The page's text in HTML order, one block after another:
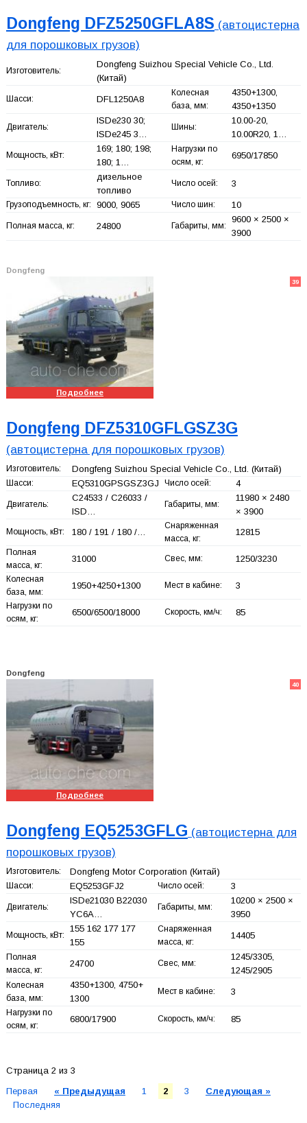
Dongfeng DFZ5250GFLA8S (автоцистерна
для порошковых грузов)
Изготовитель:
Dongfeng Suizhou Special Vehicle Co., Ltd.
(Китай)
Шасси: DFL1250A8
Колесная
база, мм:
4350+1300,
4350+1350
Двигатель:
ISDe230 30;
ISDe245 3…
Шины:
10.00-20,
10.00R20, 1…
Мощность, кВт:
169; 180; 198;
180; 1…
Нагрузки по
осям, кг:
6950/17850
Топливо:
дизельное
топливо
Число осей: 3
Грузоподъемность, кг: 9000, 9065 Число шин: 10
Полная масса, кг: 24800 Габариты, мм:
9600 × 2500 ×
3900
Dongfeng
39
Подробнее
Dongfeng DFZ5310GFLGSZ3G
(автоцистерна для порошковых грузов)
Изготовитель: Dongfeng Suizhou Special Vehicle Co., Ltd. (Китай)
Шасси: EQ5310GPSGSZ3GJ Число осей: 4
Двигатель:
C24533 / C26033 /
ISD…
Габариты, мм:
11980 × 2480
× 3900
Мощность, кВт: 180 / 191 / 180 /…
Снаряженная
масса, кг:
12815
Полная
масса, кг:
31000 Свес, мм: 1250/3230
Колесная
база, мм:
1950+4250+1300 Мест в кабине: 3
Нагрузки по
осям, кг:
6500/6500/18000 Скорость, км/ч: 85
Dongfeng
40
Подробнее
Dongfeng EQ5253GFLG (автоцистерна для
порошковых грузов)
Изготовитель: Dongfeng Motor Corporation (Китай)
Шасси: EQ5253GFJ2 Число осей: 3
Двигатель:
ISDe21030 B22030
YC6A…
Габариты, мм:
10200 × 2500 ×
3950
Мощность, кВт:
155 162 177 177
155
Снаряженная
масса, кг:
14405
Полная
масса, кг:
24700 Свес, мм:
1245/3305,
1245/2905
Колесная
база, мм:
4350+1300, 4750+
1300
Мест в кабине: 3
Нагрузки по
осям, кг:
6800/17900 Скорость, км/ч: 85
Страница 2 из 3
Первая
« Предыдущая 1 2 3
Следующая »
Последняя